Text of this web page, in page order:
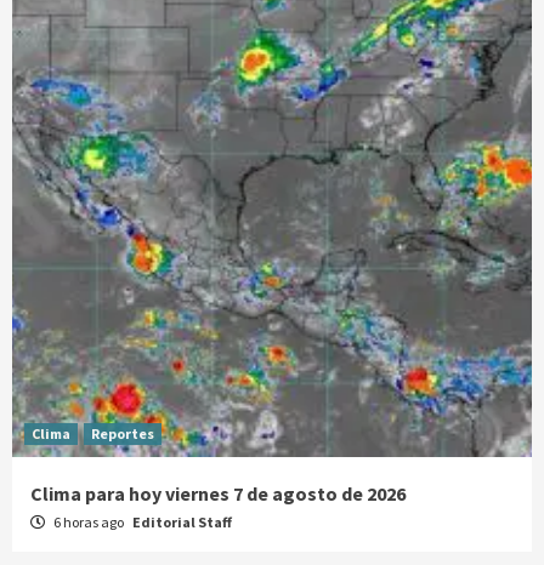
Clima Reportes
Clima para hoy viernes 7 de agosto de 2026
6 horas ago Editorial Staff